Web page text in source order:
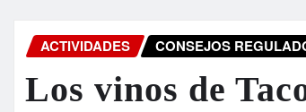
ACTIVIDADES CONSEJOS
Los vinos de